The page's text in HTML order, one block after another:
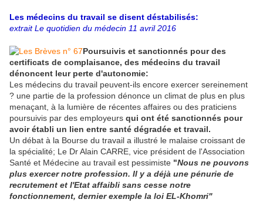
Les médecins du travail se disent déstabilisés:
extrait Le quotidien du médecin 11 avril 2016
Poursuivis et sanctionnés pour des
certificats de complaisance, des médecins du travail
dénoncent leur perte d'autonomie:
Les médecins du travail peuvent-ils encore exercer sereinement
? une partie de la profession dénonce un climat de plus en plus
menaçant, à la lumière de récentes affaires ou des praticiens
poursuivis par des employeurs qui ont été sanctionnés pour
avoir établi un lien entre santé dégradée et travail.
Un débat à la Bourse du travail a illustré le malaise croissant de
la spécialité; Le Dr Alain CARRE, vice président de l'Association
Santé et Médecine au travail est pessimiste "Nous ne pouvons
plus exercer notre profession. Il y a déjà une pénurie de
recrutement et l'Etat affaibli sans cesse notre
fonctionnement, dernier exemple la loi EL-Khomri"